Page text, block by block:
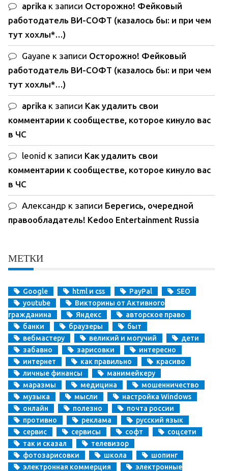
aprika к записи Осторожно! Фейковый
работодатель ВИ-СОФТ (казалось бы: и при чем
тут хохлы*…)
Gayane к записи Осторожно! Фейковый
работодатель ВИ-СОФТ (казалось бы: и при чем
тут хохлы*…)
aprika к записи Как удалить свои
комментарии к сообществе, которое кинуло вас
в ЧС
leonid к записи Как удалить свои
комментарии к сообществе, которое кинуло вас
в ЧС
Александр к записи Берегись, очередной
правообладатель! Kedoo Entertainment Russia
МЕТКИ
Google html и css PayPal
SEO
youtube
Викторины от Активного
гражданина
Яндекс
авторское право
банки
браузеры
быт
вебмастеру
великий и могучий
дети
забавно
зарисовки
интересно
интернет
как правильно
красиво
личные финансы
манимейкеру
маразмы
медицина
мошенничество
музыка
мысли
настройка Windows
онлайн
полезно
почта россии
противно
реклама
русский язык
сервис
сервисы софт
соцсети
так и сказал
телевизор
фотозарисовки
школа
шопинг
электронная коммерция
электронные